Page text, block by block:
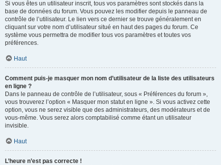
Si vous êtes un utilisateur inscrit, tous vos paramètres sont stockés dans la
base de données du forum. Vous pouvez les modifier depuis le panneau de
contrôle de l’utilisateur. Le lien vers ce dernier se trouve généralement en
cliquant sur votre nom d’utilisateur situé en haut des pages du forum. Ce
système vous permettra de modifier tous vos paramètres et toutes vos
préférences.
Haut
Comment puis-je masquer mon nom d’utilisateur de la liste des utilisateurs
en ligne ?
Dans le panneau de contrôle de l’utilisateur, sous « Préférences du forum »,
vous trouverez l’option « Masquer mon statut en ligne ». Si vous activez cette
option, vous ne serez visible que des administrateurs, des modérateurs et de
vous-même. Vous serez alors comptabilisé comme étant un utilisateur
invisible.
Haut
L’heure n’est pas correcte !